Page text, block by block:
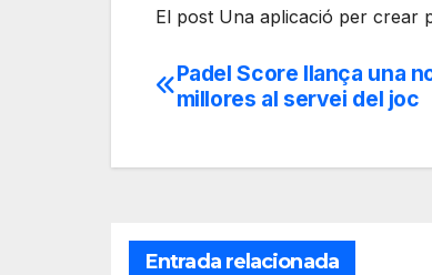
El post Una aplicació per crear
Navegación
entradas
Padel Score llança una
millores al servei del joc
Entrada relacionada